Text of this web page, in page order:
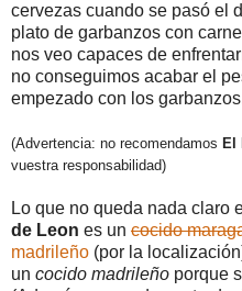
cervezas cuando se pasó el
plato de garbanzos con
nos veo capaces de
no conseguimos acabar el
empezado con los
(Advertencia: no recomendamos El
vuestra responsabilidad)
Lo que no queda nada claro
de Leon es un cocido
madrileño (por la
un cocido madrileño porque